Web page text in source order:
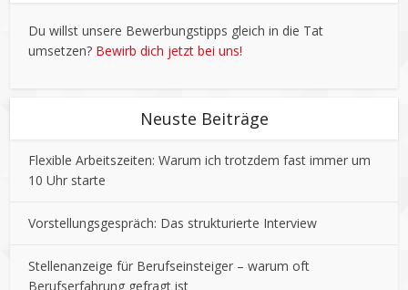
Du willst unsere Bewerbungstipps gleich in die Tat
umsetzen? Bewirb dich jetzt bei uns!
Neuste Beiträge
Flexible Arbeitszeiten: Warum ich trotzdem fast immer um
10 Uhr starte
Vorstellungsgespräch: Das strukturierte Interview
Stellenanzeige für Berufseinsteiger – warum oft
Berufserfahrung gefragt ist